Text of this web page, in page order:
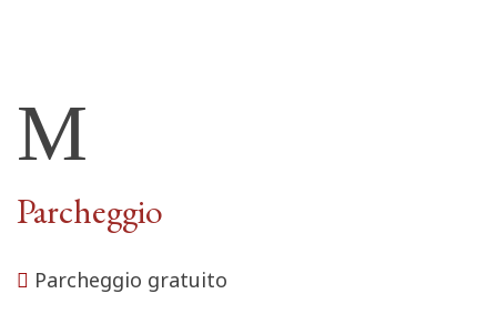
Parcheggio
Parcheggio gratuito